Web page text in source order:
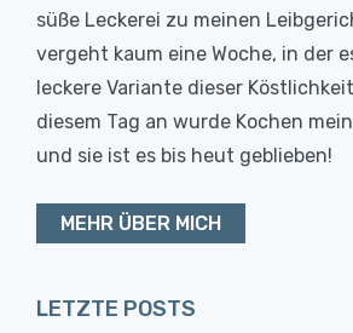
süße Leckerei zu meinen
vergeht kaum eine Woche, in der
leckere Variante dieser
diesem Tag an wurde Kochen
und sie ist es bis heut geblieben!
MEHR ÜBER MICH
LETZTE POSTS